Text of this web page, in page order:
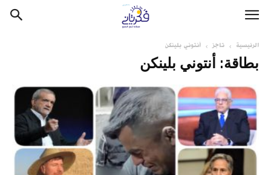
الرئيسية تاجز أنتوني بلينكن
بطاقة: أنتوني بلينكن